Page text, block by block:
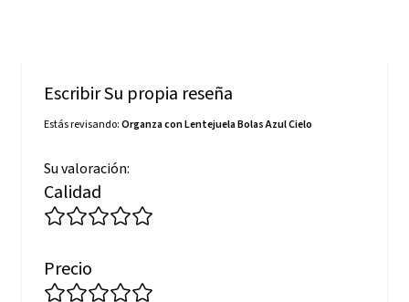
Escribir Su propia reseña
Estás revisando:Organza con Lentejuela Bolas Azul Cielo
Su valoración:
Calidad
Precio